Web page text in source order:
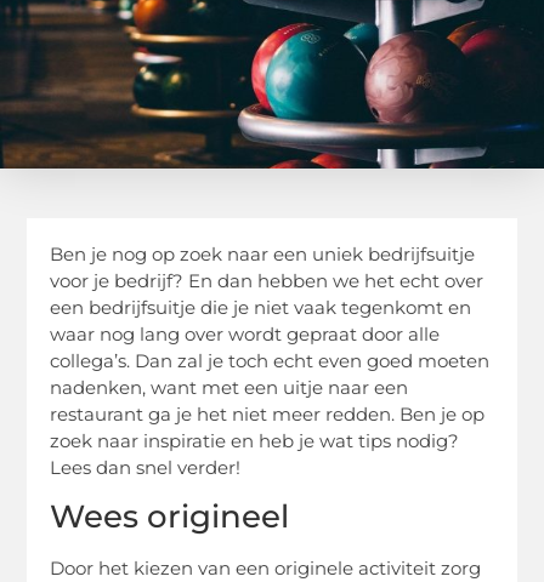
Ben je nog op zoek naar een uniek bedrijfsuitje
voor je bedrijf? En dan hebben we het echt over
een bedrijfsuitje die je niet vaak tegenkomt en
waar nog lang over wordt gepraat door alle
collega’s. Dan zal je toch echt even goed moeten
nadenken, want met een uitje naar een
restaurant ga je het niet meer redden. Ben je op
zoek naar inspiratie en heb je wat tips nodig?
Lees dan snel verder!
Wees origineel
Door het kiezen van een originele activiteit zorg